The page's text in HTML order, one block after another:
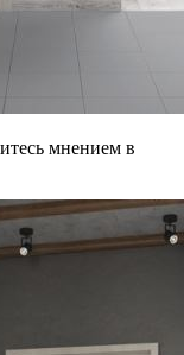
мнением в